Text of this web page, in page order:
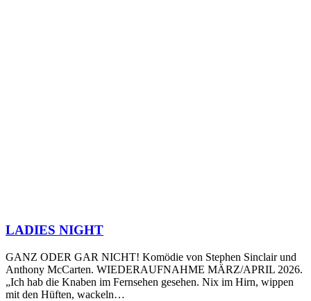
LADIES NIGHT
GANZ ODER GAR NICHT! Komödie von Stephen Sinclair und
Anthony McCarten. WIEDERAUFNAHME MÄRZ/APRIL 2026.
„Ich hab die Knaben im Fernsehen gesehen. Nix im Hirn, wippen
mit den Hüften, wackeln…